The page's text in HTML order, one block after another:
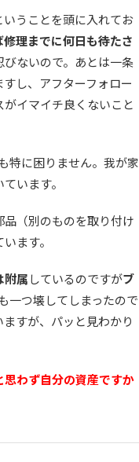
うことを頭に入れてお
修理までに何日も待たさ
ないので。あとは一条
し、アフターフォロー
イマイチ良くないこと
特に困りません。我が家
います。
（別のものを取り付け
ます。
附属しているのですがブ
一つ壊してしまったので
すが、パッと見わかり
わず自分の資産ですか